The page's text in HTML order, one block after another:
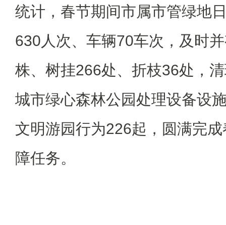
统计，春节期间市属市管绿地
630人次、车辆70车次，及时
株、树挂266处、折枝36处，
城市绿心森林公园处理设备设
文明游园行为226起，圆满完
障任务。